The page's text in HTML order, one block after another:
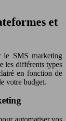
et
le SMS marketing
les différents types
en fonction de
votre budget.